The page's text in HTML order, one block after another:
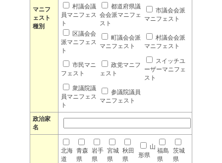
マニフ
ェスト
種別
村議会議
員マニフェス
ト
都道府県議
会会派マニフェ
スト
市議会会派
マニフェスト
区議会会
派マニフェス
ト
町議会会派
マニフェスト
村議会会派
マニフェスト
市民マニ
フェスト
政党マニフ
ェスト
スイッチユ
ーザーマニフェ
スト
衆議院議
員マニフェス
ト
参議院議員
マニフェスト
政治家
名
北海
道
青森
県
岩手
県
宮城
県
秋田
県
山
形県
福島
県
茨城
県